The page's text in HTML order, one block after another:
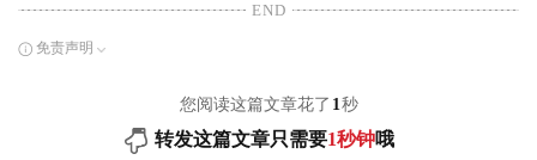
END
免责声明
您阅读这篇文章花了 1秒
转发这篇文章只需要1秒钟哦